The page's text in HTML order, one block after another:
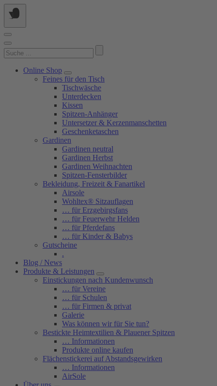
Springe
zum
Suchen
nach:
Online Shop
Feines für den Tisch
Tischwäsche
Unterdecken
Kissen
Spitzen-Anhänger
Untersetzer & Kerzenmanschetten
Geschenketaschen
Gardinen
Gardinen neutral
Gardinen Herbst
Gardinen Weihnachten
Spitzen-Fensterbilder
Bekleidung, Freizeit & Fanartikel
Airsole
Wohltex® Sitzauflagen
… für Erzgebirgsfans
… für Feuerwehr Helden
… für Pferdefans
… für Kinder & Babys
Gutscheine
.
Blog / News
Produkte & Leistungen
Einstickungen nach Kundenwunsch
… für Vereine
… für Schulen
… für Firmen & privat
Galerie
Was können wir für Sie tun?
Bestickte Heimtextilien & Plauener Spitzen
… Informationen
Produkte online kaufen
Flächenstickerei auf Abstandsgewirken
… Informationen
AirSole